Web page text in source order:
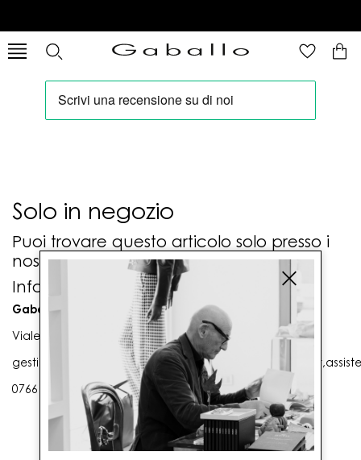
Solo in negozio
Puoi trovare questo articolo solo presso i
nostri punti vendita:
Info contatti
Gaballo Mario srl
Viale G. Matteotti n. 23 00053 Civitavecchia (RM)
0766 25656